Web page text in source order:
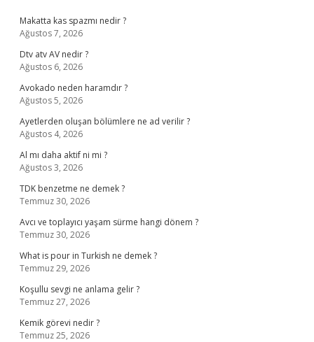
Makatta kas spazmı nedir ?
Ağustos 7, 2026
Dtv atv AV nedir ?
Ağustos 6, 2026
Avokado neden haramdır ?
Ağustos 5, 2026
Ayetlerden oluşan bölümlere ne ad verilir ?
Ağustos 4, 2026
Al mı daha aktif ni mi ?
Ağustos 3, 2026
TDK benzetme ne demek ?
Temmuz 30, 2026
Avcı ve toplayıcı yaşam sürme hangi dönem ?
Temmuz 30, 2026
What is pour in Turkish ne demek ?
Temmuz 29, 2026
Koşullu sevgi ne anlama gelir ?
Temmuz 27, 2026
Kemik görevi nedir ?
Temmuz 25, 2026